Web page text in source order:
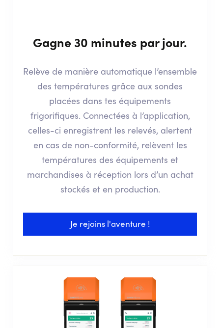
Gagne 30 minutes par jour.
Relève de manière automatique l’ensemble
des températures grâce aux sondes
placées dans tes équipements
frigorifiques. Connectées à l’application,
celles-ci enregistrent les relevés, alertent
en cas de non-conformité, relèvent les
températures des équipements et
marchandises à réception lors d’un achat
stockés et en production.
Je rejoins l'aventure !